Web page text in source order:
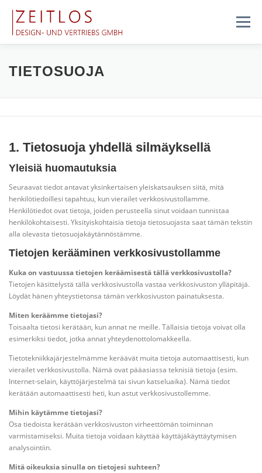
sisältöön
Valikko
OMINAISUUDET
TYÖPAIKAT
TIETOSUOJA
1. Tietosuoja yhdellä silmäyksellä
Yleisiä huomautuksia
Seuraavat tiedot antavat yksinkertaisen yleiskatsauksen siitä, mitä
henkilötiedoillesi tapahtuu, kun vierailet verkkosivustollamme.
Henkilötiedot ovat tietoja, joiden perusteella sinut voidaan tunnistaa
henkilökohtaisesti. Yksityiskohtaisia tietoja tietosuojasta saat tämän tekstin
alla olevasta tietosuojakäytännöstämme.
Tietojen kerääminen verkkosivustollamme
Kuka on vastuussa tietojen keräämisestä tällä verkkosivustolla?
Tietojen käsittelystä tällä verkkosivustolla vastaa verkkosivuston ylläpitäjä.
Löydät hänen yhteystietonsa tämän verkkosivuston painatuksesta.
Miten keräämme tietojasi?
Toisaalta tietosi kerätään, kun annat ne meille. Tällaisia tietoja voivat olla
esimerkiksi tiedot, jotka annat yhteydenottolomakkeella.
Tietotekniikkajärjestelmämme keräävät muita tietoja automaattisesti, kun
vierailet verkkosivustolla. Nämä ovat pääasiassa teknisiä tietoja (esim.
Internet-selain, käyttöjärjestelmä tai sivun katseluaika). Nämä tiedot
kerätään automaattisesti heti, kun astut verkkosivustollemme.
Mihin käytämme tietojasi?
Osa tiedoista kerätään verkkosivuston virheettömän toiminnan
varmistamiseksi. Muita tietoja voidaan käyttää käyttäjäkäyttäytymisen
analysointiin.
Mitä oikeuksia sinulla on tietojesi suhteen?